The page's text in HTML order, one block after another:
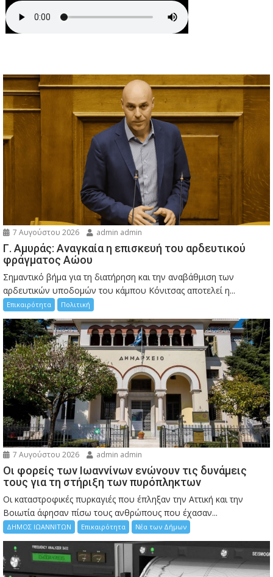
7 Αυγούστου 2026 admin admin
Γ. Αμυράς: Αναγκαία η επισκευή του αρδευτικού
φράγματος Αώου
Σημαντικό βήμα για τη διατήρηση και την αναβάθμιση των
αρδευτικών υποδομών του κάμπου Κόνιτσας αποτελεί η...
Επικαιρότητα Πολιτική
7 Αυγούστου 2026 admin admin
Οι φορείς των Ιωαννίνων ενώνουν τις δυνάμεις
τους για τη στήριξη των πυρόπληκτων
Οι καταστροφικές πυρκαγιές που έπληξαν την Αττική και την
Bοιωτία άφησαν πίσω τους ανθρώπους που έχασαν...
ΔΗΜΟΣ ΙΩΑΝΝΙΤΩΝ Επικαιρότητα Νέα των Δήμων